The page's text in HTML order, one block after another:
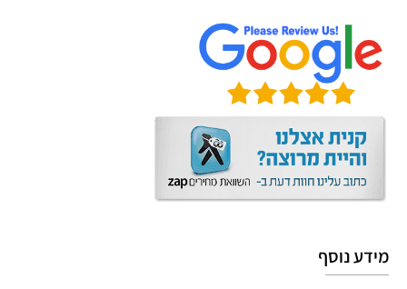
מידע נוסף